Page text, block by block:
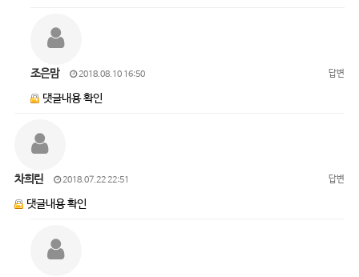
조은맘 2018.08.10 16:50 답변
댓글내용 확인
차희린 2018.07.22 22:51 답변
댓글내용 확인